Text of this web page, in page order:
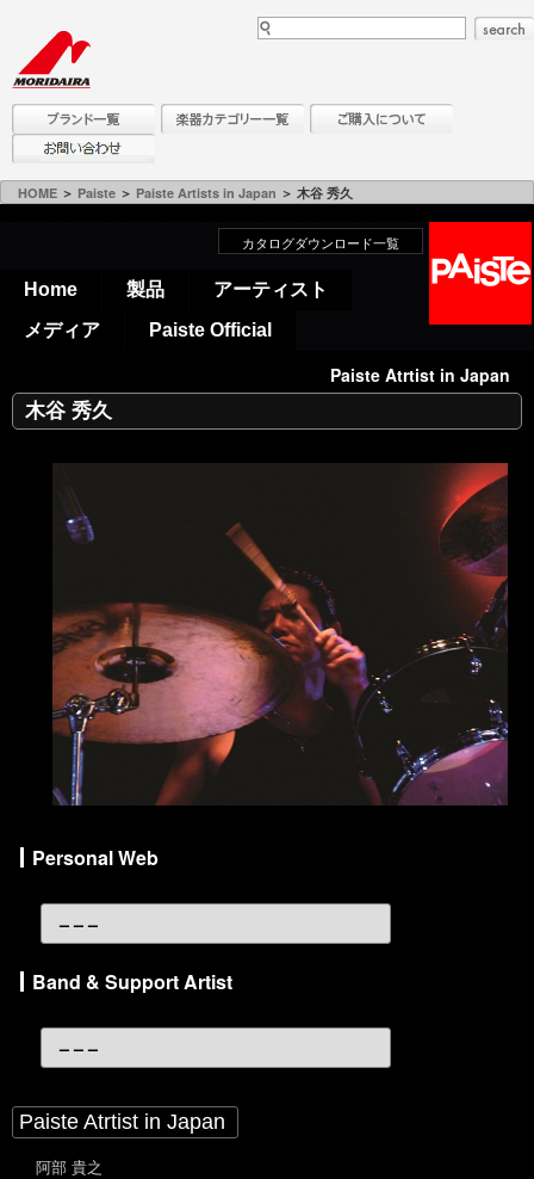
HOME ＞ Paiste ＞ Paiste Artists in Japan ＞ 木谷 秀久
カタログダウンロード一覧
Home 製品
アーティスト
メディア
Paiste Official
Paiste Atrtist in Japan
木谷 秀久
Personal Web
– – –
Band & Support Artist
– – –
Paiste Atrtist in Japan
阿部 貴之